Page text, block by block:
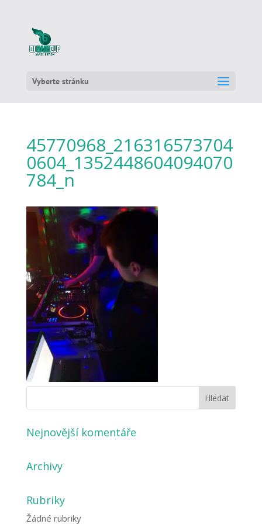
Vyberte stránku
45770968_216316573704
0604_1352448604094070
784_n
Nejnovější komentáře
Archivy
Rubriky
Žádné rubriky